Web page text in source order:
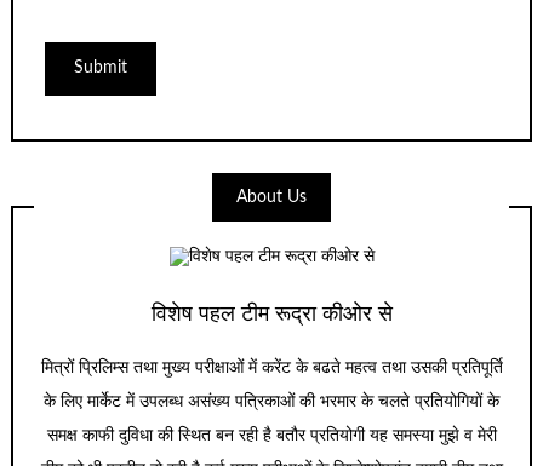
About Us
विशेष पहल टीम रूद्रा कीओर से
मित्रों प्रिलिम्स तथा मुख्य परीक्षाओं में करेंट के बढते महत्व तथा उसकी प्रतिपूर्ति
के लिए मार्केट में उपलब्ध असंख्य पत्रिकाओं की भरमार के चलते प्रतियोगियों के
समक्ष काफी दुविधा की स्थित बन रही है बतौर प्रतियोगी यह समस्या मुझे व मेरी